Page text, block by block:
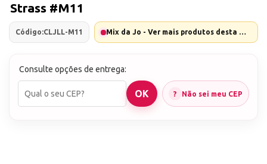
Strass #M11
Código:CLJLL-M11 Mix da Jo - Ver mais produtos desta marca
Consulte opções de entrega:
Não sei meu CEP